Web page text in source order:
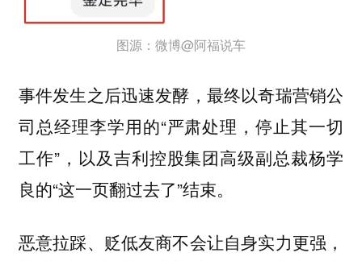
图源：微博@阿福说车
事件发生之后迅速发酵，最终以奇瑞营销公
司总经理李学用的“严肃处理，停止其一切
工作”，以及吉利控股集团高级副总裁杨学
良的“这一页翻过去了”结束。
恶意拉踩、贬低友商不会让自身实力更强，